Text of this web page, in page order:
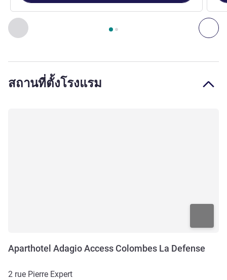
ก่อนหน้า - สตูดิโอ ถั
หน้า1 , สตูดิโอ 1 : Studio for 2 people with a double
สถานที่ตั้งโรงแรม
Aparthotel Adagio Access Colombes La Defense
2 rue Pierre Expert